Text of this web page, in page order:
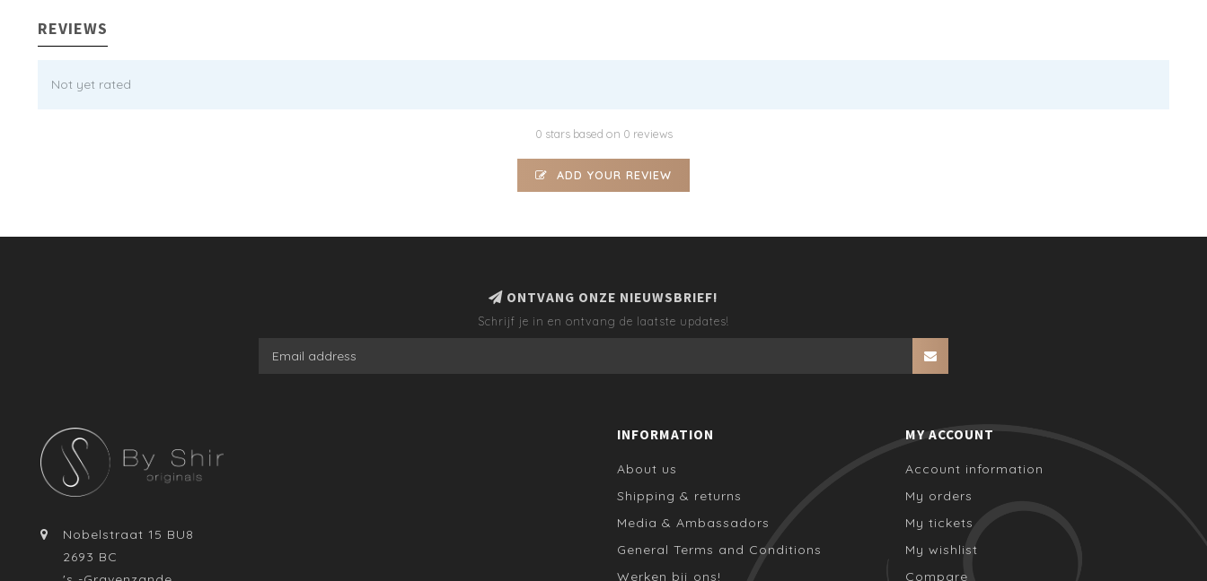
REVIEWS
Not yet rated
0 stars based on 0 reviews
ADD YOUR REVIEW
ONTVANG ONZE NIEUWSBRIEF!
Schrijf je in en ontvang de laatste updates!
Nobelstraat 15 BU8
2693 BC
INFORMATION
About us
Shipping & returns
Media & Ambassadors
General Terms and Conditions
Werken bij ons!
MY ACCOUNT
Account information
My orders
My tickets
My wishlist
Compare